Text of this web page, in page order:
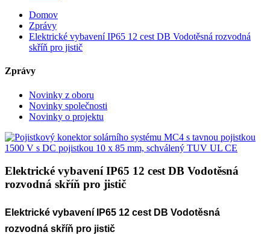
Domov
Zprávy
Elektrické vybavení IP65 12 cest DB Vodotěsná rozvodná
skříň pro jistič
Zprávy
Novinky z oboru
Novinky společnosti
Novinky o projektu
Elektrické vybavení IP65 12 cest DB Vodotěsná
rozvodná skříň pro jistič
Elektrické vybavení IP65 12 cest DB Vodotěsná
rozvodná skříň pro jistič